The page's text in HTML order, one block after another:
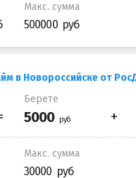
Макс. сумма
500000
в Новороссийске от
Берете
Макс. сумма
30000